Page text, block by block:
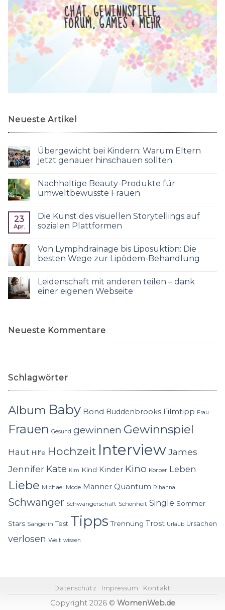
CHAT, GEWINNSPIELE,
FORUM, GAMES & MEHR
Neueste Artikel
Übergewicht bei Kindern: Warum Eltern
jetzt genauer hinschauen sollten
Nachhaltige Beauty-Produkte für
umweltbewusste Frauen
23
Apr.
Die Kunst des visuellen Storytellings auf
sozialen Plattformen
Von Lymphdrainage bis Liposuktion: Die
besten Wege zur Lipödem-Behandlung
Leidenschaft mit anderen teilen – dank
einer eigenen Webseite
Neueste Kommentare
Schlagwörter
Album Baby Bond Buddenbrooks Filmtipp Frau
Frauen Gesund gewinnen Gewinnspiel
Haut Hilfe Hochzeit InterviewJames
Jennifer Kate Kim Kind Kinder Kino Körper Leben
Liebe Michael Mode Männer Quantum Rihanna
Schwanger Schwangerschaft Schönheit Single Sommer
Stars Sängerin Test Tipps Trennung Trost Urlaub Ursachen
verlosen Welt wissen
Datenschutz Impressum Kontakt
Copyright 2026 © WomenWeb.de